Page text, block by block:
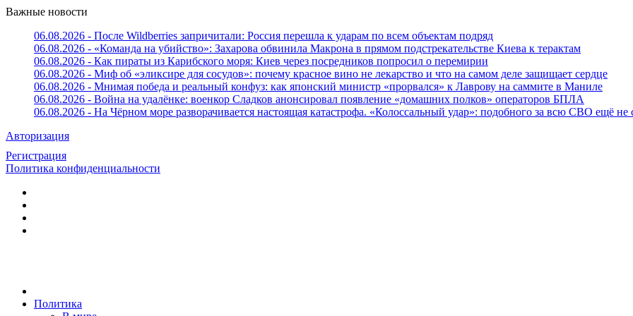
Важные новости
06.08.2026 - После Wildberries запричитали: Россия перешла к ударам по всем объектам подряд
06.08.2026 - «Команда на убийство»: Захарова обвинила Макрона в прямом подстрекательстве Киева к терактам
06.08.2026 - Как пираты из Карибского моря: Киев через посредников попросил о перемирии
06.08.2026 - Миф об «эликсире для сосудов»: почему красное вино не лекарство и что на самом деле защищает сердце
06.08.2026 - Мнимая победа и реальный конфуз: как японский министр «прорвался» к Лаврову на саммите в Маниле
06.08.2026 - Война на удалёнке: военкор Сладков анонсировал появление «домашних полков» операторов БПЛА
06.08.2026 - На Чёрном море разворачивается настоящая катастрофа. «Колоссальный удар»: подобного за всю СВО ещё не
Авторизация
Регистрация
Политика конфиденциальности
Политика